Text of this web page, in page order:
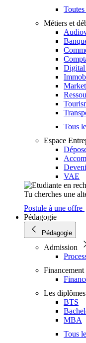
Métiers et
Digital
Tous
Espace
VAE
Tu cherches une
Postule à une offre
Pédagogie
Pédagogie
Admission
Financement
Les diplômes
BTS
MBA
Tous